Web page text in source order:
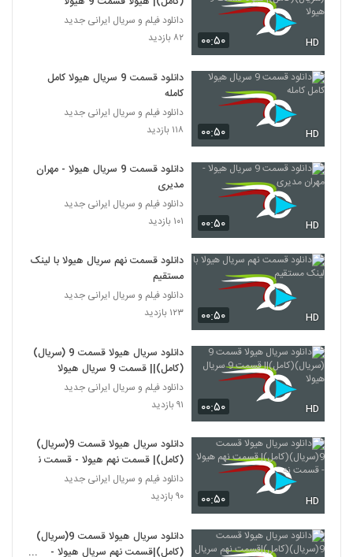
۰۰:۵۰ HD
دانلود فیلم و سریال ایرانی جدید
۸۲ بازدید
۰۰:۵۰ HD
دانلود قسمت 9 سریال هیولا کامل
کامله
دانلود فیلم و سریال ایرانی جدید
۱۱۸ بازدید
۰۰:۵۰ HD
دانلود قسمت 9 سریال هیولا - مهران
مدیری
دانلود فیلم و سریال ایرانی جدید
۱۰۱ بازدید
۰۰:۵۰ HD
دانلود قسمت نهم سریال هیولا با لینک
مستقیم
دانلود فیلم و سریال ایرانی جدید
۱۲۳ بازدید
۰۰:۵۰ HD
دانلود سریال هیولا قسمت 9 (سریال)
(کامل)|| قسمت 9 سریال هیولا
دانلود فیلم و سریال ایرانی جدید
۹۱ بازدید
۰۰:۵۰ HD
دانلود سریال هیولا قسمت 9(سریال)
(کامل)| قسمت نهم هیولا - قسمت نه
دانلود فیلم و سریال ایرانی جدید
۹۰ بازدید
دانلود سریال هیولا قسمت 9(سریال)
(کامل)|قسمت نهم سریال هیولا -